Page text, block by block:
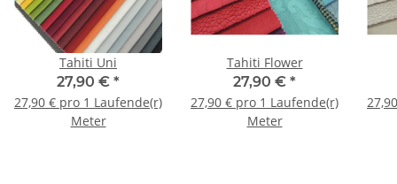
Tahiti Uni
27,90 € *
27,90 € pro 1 Laufende(r)
Meter
Tahiti Flower
27,90 € *
27,90 € pro 1 Laufende(r)
Meter